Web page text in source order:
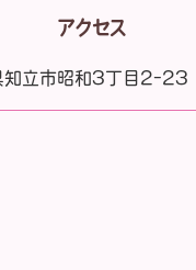
アクセス
立市昭和3丁目2-23